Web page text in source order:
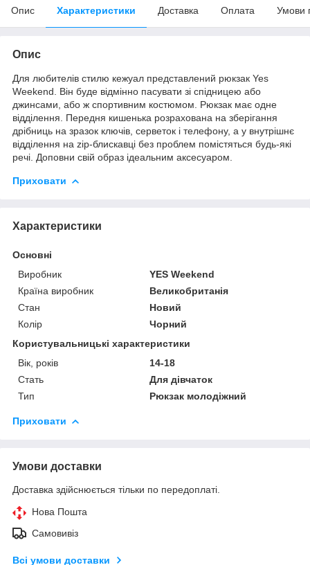
Опис Характеристики Доставка Оплата Умови
Опис
Для любителів стилю кежуал представлений рюкзак Yes
Weekend. Він буде відмінно пасувати зі спідницею або
джинсами, або ж спортивним костюмом. Рюкзак має одне
відділення. Передня кишенька розрахована на зберігання
дрібниць на зразок ключів, серветок і телефону, а у внутрішнє
відділення на zip-блискавці без проблем помістяться будь-які
речі. Доповни свій образ ідеальним аксесуаром.
Приховати
Характеристики
Основні
Виробник
YES Weekend
Країна виробник
Великобританія
Стан
Новий
Колір
Чорний
Користувальницькі характеристики
Вік, років
14-18
Стать
Для дівчаток
Тип
Рюкзак молодіжний
Приховати
Умови доставки
Доставка здійснюється тільки по передоплаті.
Нова Пошта
Самовивіз
Всі умови доставки